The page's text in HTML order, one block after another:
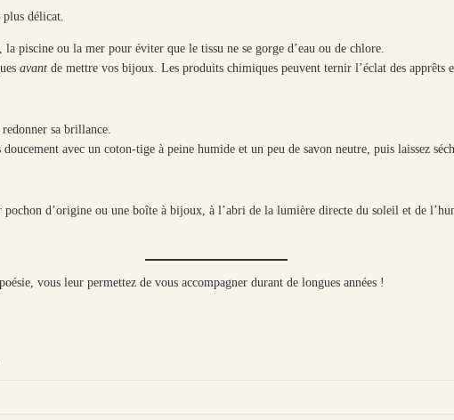
plus délicat.
piscine ou la mer pour éviter que le tissu ne se gorge d’eau ou de chlore.
avant de mettre vos bijoux. Les produits chimiques peuvent ternir l’éclat des apprêts
sa brillance.
avec un coton-tige à peine humide et un peu de savon neutre, puis laissez
d’origine ou une boîte à bijoux, à l’abri de la lumière directe du soleil et de
vous leur permettez de vous accompagner durant de longues années !